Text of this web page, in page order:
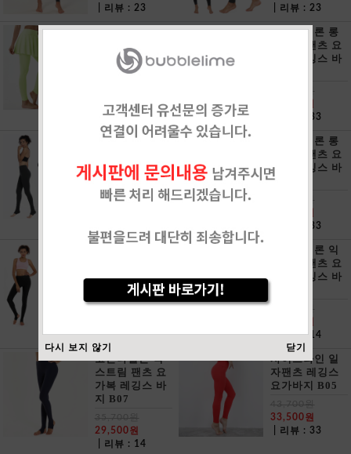
| 리뷰 : 23
| 리뷰 : 23
치마바지 스커
트 팬츠 요가복
레깅스 B11
48,300원
| 리뷰 : 23
코튼나일론 롱
풋케어 팬츠 요
가복 레깅스 바
| 리뷰 : 33
코튼나일론 롱
가복 레깅스 바
지 B08
45,500원
코튼나일론 롱
풋케어 팬츠 요
가복 레깅스 바
지 B08
| 리뷰 : 33
가복 레깅스 바
지 B07
35,700원
| 리뷰 : 14
코튼나일론 익
스트림 팬츠 요
가복 레깅스 바
| 리뷰 : 14
코튼나일론 익
스트림 팬츠 요
가복 레깅스 바
지 B07
29,500원
| 리뷰 : 14
사이드라인 일
자팬츠 레깅스
요가바지 B05
33,500원
| 리뷰 : 33
다시 보지 않기 닫기